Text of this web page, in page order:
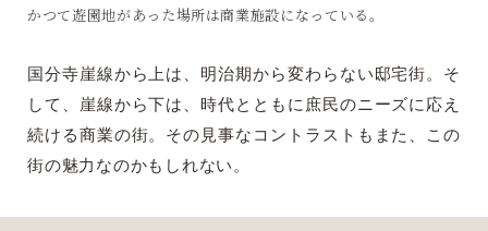
かつて遊園地があった場所は商業施設になっている。
国分寺崖線から上は、明治期から変わらない邸宅街。そ
して、崖線から下は、時代とともに庶民のニーズに応え
続ける商業の街。その見事なコントラストもまた、この
街の魅力なのかもしれない。